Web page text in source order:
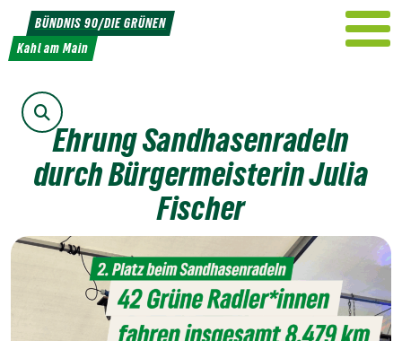
Weiter
zum
Inhalt
BÜNDNIS 90/DIE GRÜNEN
Kahl am Main
Suche
Ehrung Sandhasenradeln
durch Bürgermeisterin Julia
Fischer